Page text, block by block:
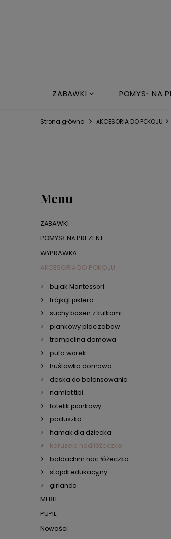
ZABAWKI POMYSŁ NA
NOWOŚCI ŁÓŻKO
Strona główna AKCESORIA DO POKOJU
Menu
ZABAWKI
POMYSŁ NA PREZENT
WYPRAWKA
AKCESORIA DO POKOJU
bujak Montessori
trójkąt piklera
suchy basen z kulkami
piankowy plac zabaw
trampolina domowa
pufa worek
huśtawka domowa
deska do balansowania
namiot tipi
fotelik piankowy
poduszka
hamak dla dziecka
karuzela nad łóżeczko
baldachim nad łóżeczko
stojak edukacyjny
girlanda
MEBLE
PUPIL
Nowości